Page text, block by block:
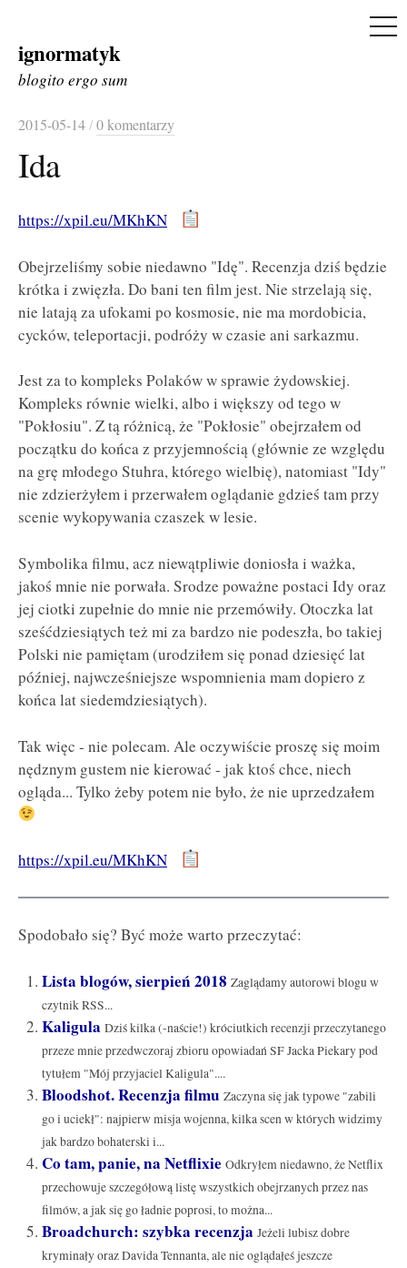
Skip
to
ignormatyk
blogito ergo sum
2015-05-14/0 komentarzy
Ida
https://xpil.eu/MKhKN
Obejrzeliśmy sobie niedawno "Idę". Recenzja dziś będzie
krótka i zwięzła. Do bani ten film jest. Nie strzelają się,
nie latają za ufokami po kosmosie, nie ma mordobicia,
cycków, teleportacji, podróży w czasie ani sarkazmu.
Jest za to kompleks Polaków w sprawie żydowskiej.
Kompleks równie wielki, albo i większy od tego w
"Pokłosiu". Z tą różnicą, że "Pokłosie" obejrzałem od
początku do końca z przyjemnością (głównie ze względu
na grę młodego Stuhra, którego wielbię), natomiast "Idy"
nie zdzierżyłem i przerwałem oglądanie gdzieś tam przy
scenie wykopywania czaszek w lesie.
Symbolika filmu, acz niewątpliwie doniosła i ważka,
jakoś mnie nie porwała. Srodze poważne postaci Idy oraz
jej ciotki zupełnie do mnie nie przemówiły. Otoczka lat
sześćdziesiątych też mi za bardzo nie podeszła, bo takiej
Polski nie pamiętam (urodziłem się ponad dziesięć lat
później, najwcześniejsze wspomnienia mam dopiero z
końca lat siedemdziesiątych).
Tak więc - nie polecam. Ale oczywiście proszę się moim
nędznym gustem nie kierować - jak ktoś chce, niech
ogląda... Tylko żeby potem nie było, że nie uprzedzałem
https://xpil.eu/MKhKN
Spodobało się? Być może warto przeczytać:
Lista blogów, sierpień 2018 Zaglądamy autorowi blogu w
czytnik RSS...
Kaligula Dziś kilka (-naście!) króciutkich recenzji przeczytanego
przeze mnie przedwczoraj zbioru opowiadań SF Jacka Piekary pod
tytułem "Mój przyjaciel Kaligula"....
Bloodshot. Recenzja filmu Zaczyna się jak typowe "zabili
go i uciekł": najpierw misja wojenna, kilka scen w których widzimy
jak bardzo bohaterski i...
Co tam, panie, na Netflixie Odkryłem niedawno, że Netflix
przechowuje szczegółową listę wszystkich obejrzanych przez nas
filmów, a jak się go ładnie poprosi, to można...
Broadchurch: szybka recenzja Jeżeli lubisz dobre
kryminały oraz Davida Tennanta, ale nie oglądałeś jeszcze